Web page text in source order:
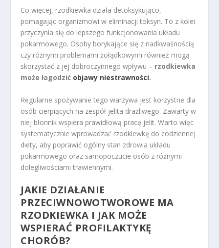
Co więcej, rzodkiewka działa detoksykująco,
pomagając organizmowi w eliminacji toksyn. To z kolei
przyczynia się do lepszego funkcjonowania układu
pokarmowego. Osoby borykające się z nadkwaśnością
czy różnymi problemami żołądkowymi również mogą
skorzystać z jej dobroczynnego wpływu – rzodkiewka
może łagodzić objawy niestrawności.
Regularne spożywanie tego warzywa jest korzystne dla
osób cierpiących na zespół jelita drażliwego. Zawarty w
niej błonnik wspiera prawidłową pracę jelit. Warto więc
systematycznie wprowadzać rzodkiewkę do codziennej
diety, aby poprawić ogólny stan zdrowia układu
pokarmowego oraz samopoczucie osób z różnymi
dolegliwościami trawiennymi.
JAKIE DZIAŁANIE
PRZECIWNOWOTWOROWE MA
RZODKIEWKA I JAK MOŻE
WSPIERAĆ PROFILAKTYKĘ
CHORÓB?